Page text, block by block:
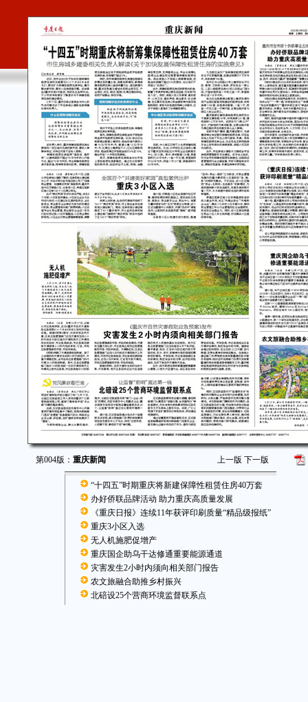
第004版： 重庆新闻 上一版 下一版
“十四五”时期重庆将新建保障性租赁住房40万套
办好侨联品牌活动 助力重庆高质量发展
《重庆日报》连续11年获评印刷质量“精品级报纸”
重庆3小区入选
无人机施肥促增产
重庆国企助乌干达修通重要能源通道
灾害发生2小时内须向相关部门报告
农文旅融合助推乡村振兴
北碚设25个营商环境监督联系点